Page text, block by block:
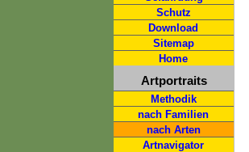
Schutz
Download
Sitemap
Home
Artportraits
Methodik
nach Familien
nach Arten
Artnavigator